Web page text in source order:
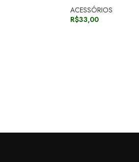
ACESSÓRIOS
R$33,00